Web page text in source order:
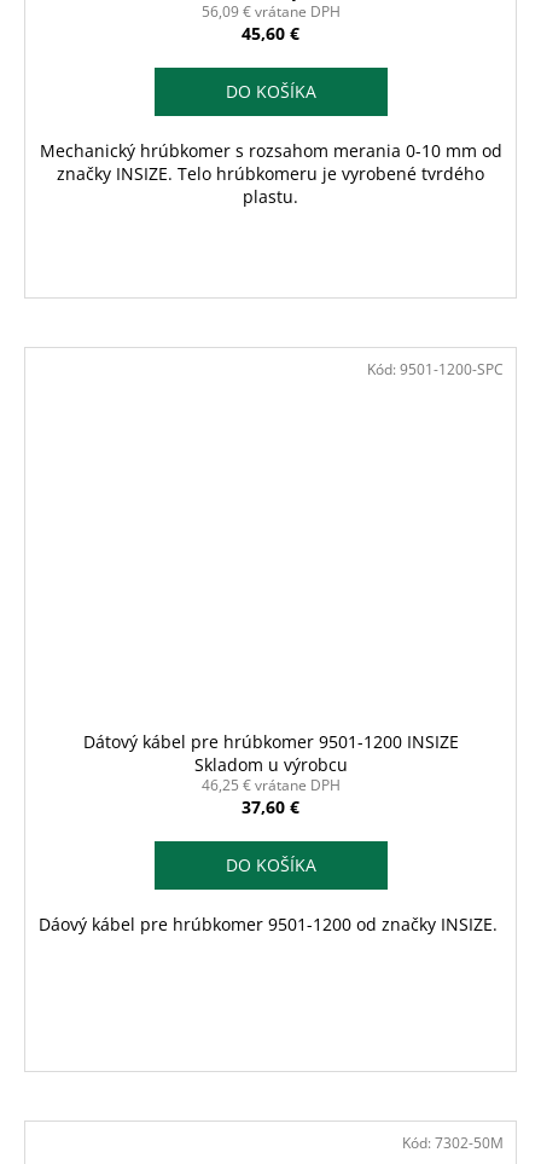
56,09 € vrátane DPH
45,60 €
DO KOŠÍKA
Mechanický hrúbkomer s rozsahom merania 0-10 mm od
značky INSIZE. Telo hrúbkomeru je vyrobené tvrdého
plastu.
Dátový kábel pre hrúbkomer 9501-1200 INSIZE
Skladom u výrobcu
46,25 € vrátane DPH
37,60 €
DO KOŠÍKA
Dáový kábel pre hrúbkomer 9501-1200 od značky INSIZE.
Kód: 9501-1200-SPC
Kód: 7302-50M